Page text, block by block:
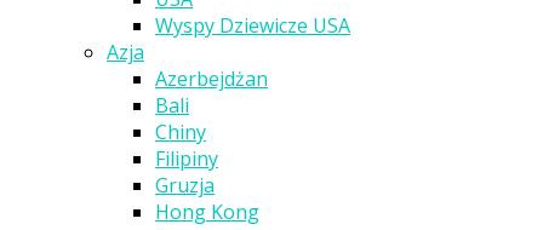
Wyspy Dziewicze USA
Azja
Azerbejdżan
Bali
Chiny
Filipiny
Gruzja
Hong Kong